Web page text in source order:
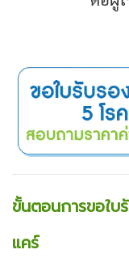
ขั้นตอนการขอใ
แคร์